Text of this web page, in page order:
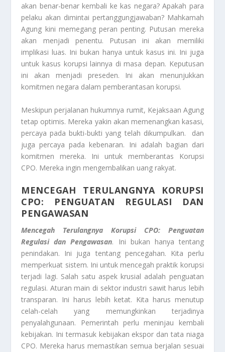
akan benar-benar kembali ke kas negara? Apakah para
pelaku akan dimintai pertanggungjawaban? Mahkamah
Agung kini memegang peran penting. Putusan mereka
akan menjadi penentu. Putusan ini akan memiliki
implikasi luas. Ini bukan hanya untuk kasus ini. Ini juga
untuk kasus korupsi lainnya di masa depan. Keputusan
ini akan menjadi preseden. Ini akan menunjukkan
komitmen negara dalam pemberantasan korupsi.
Meskipun perjalanan hukumnya rumit, Kejaksaan Agung
tetap optimis. Mereka yakin akan memenangkan kasasi,
percaya pada bukti-bukti yang telah dikumpulkan. dan
juga percaya pada kebenaran. Ini adalah bagian dari
komitmen mereka. Ini untuk memberantas Korupsi
CPO. Mereka ingin mengembalikan uang rakyat.
MENCEGAH TERULANGNYA KORUPSI
CPO: PENGUATAN REGULASI DAN
PENGAWASAN
Mencegah Terulangnya Korupsi CPO: Penguatan
Regulasi dan Pengawasan. Ini bukan hanya tentang
penindakan. Ini juga tentang pencegahan. Kita perlu
memperkuat sistem. Ini untuk mencegah praktik korupsi
terjadi lagi. Salah satu aspek krusial adalah penguatan
regulasi. Aturan main di sektor industri sawit harus lebih
transparan. Ini harus lebih ketat. Kita harus menutup
celah-celah yang memungkinkan terjadinya
penyalahgunaan. Pemerintah perlu meninjau kembali
kebijakan. Ini termasuk kebijakan ekspor dan tata niaga
CPO. Mereka harus memastikan semua berjalan sesuai